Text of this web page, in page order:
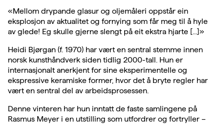
«Mellom drypande glasur og oljemåleri oppstår ein
eksplosjon av aktualitet og fornying som får meg til å hyle
av glede! Eg skulle gjerne slengt på eit ekstra hjarte [...]»
Heidi Bjørgan (f. 1970) har vært en sentral stemme innen
norsk kunsthåndverk siden tidlig 2000-tall. Hun er
internasjonalt anerkjent for sine eksperimentelle og
ekspressive keramiske former, hvor det å bryte regler har
vært en sentral del av arbeidsprosessen.
Denne vinteren har hun inntatt de faste samlingene på
Rasmus Meyer i en utstilling som utfordrer og fortryller –